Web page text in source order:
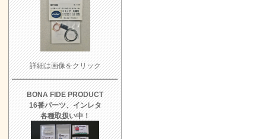
詳細は画像をクリック
BONA FIDE PRODUCT
16番パーツ、インレタ
各種取扱い中！